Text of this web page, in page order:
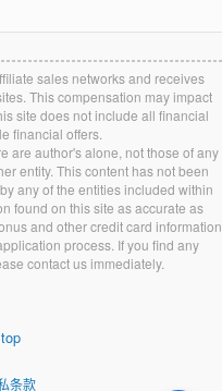
sales networks and receives
This compensation may impact
site does not include all financial
financial offers.
are author's alone, not those of any
entity. This content has not been
any of the entities included within
found on this site as accurate as
and other credit card information
process. If you find any
contact us immediately.
条款